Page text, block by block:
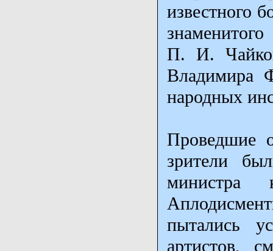
известного
П. И.
Владимира
народных
Проведшие
зрители
министра
пытались
артистов,